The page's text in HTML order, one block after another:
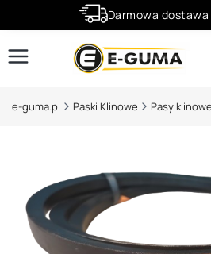
Darmowa dostawa
Rabaty -50% na
e-guma.pl Paski Klinowe Pasy